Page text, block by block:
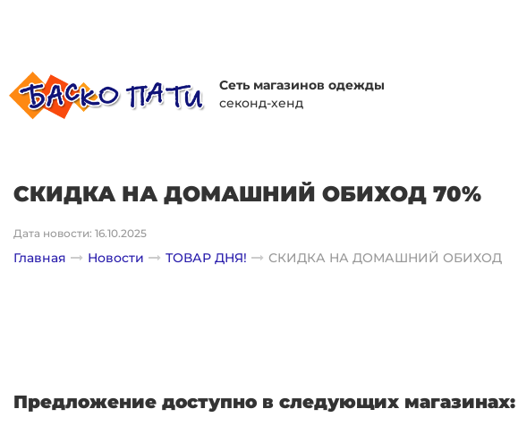
Сеть магазинов одежды
секонд-хенд
СКИДКА НА ДОМАШНИЙ ОБИХОД 70%
Дата новости: 16.10.2025
Главная Новости ТОВАР ДНЯ! СКИДКА НА ДОМАШНИЙ ОБИХОД
Предложение доступно в следующих магазинах: